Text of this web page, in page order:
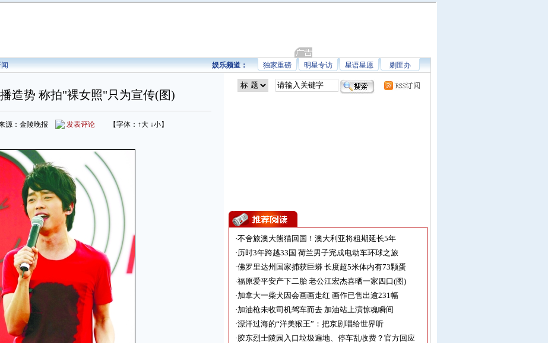
剿匪办
星语星愿
明星专访
独家重磅
娱乐频道：
造势 称拍"裸女照"只为宣传(图)
源：金陵晚报 发表评论 【字体： ↑大 ↓小】
·不舍旅澳大熊猫回国！澳大利亚将租期延长5年
·历时3年跨越33国 荷兰男子完成电动车环球之旅
·佛罗里达州国家捕获巨蟒 长度超5米体内有73颗蛋
·福原爱平安产下二胎 老公江宏杰喜晒一家四口(图)
·加拿大一柴犬因会画画走红 画作已售出逾231幅
·加油枪未收司机驾车而去 加油站上演惊魂瞬间
·漂洋过海的“洋美猴王”：把京剧唱给世界听
·胶东烈士陵园入口垃圾遍地、停车乱收费？官方回应